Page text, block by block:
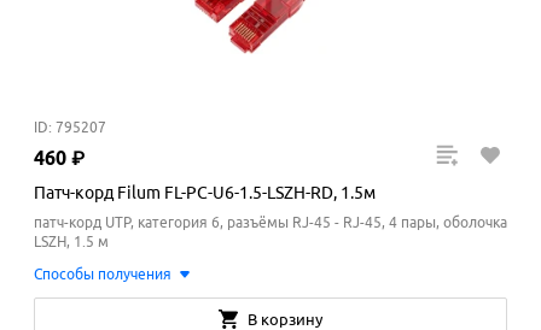
ID: 795207
460 ₽
Патч-корд Filum FL-PC-U6-1.5-LSZH-RD, 1.5м
патч-корд UTP, категория 6, разъёмы RJ-45 - RJ-45, 4 пары, оболочка
LSZH, 1.5 м
Способы получения
В корзину